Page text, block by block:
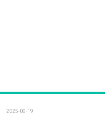
2025-09-19